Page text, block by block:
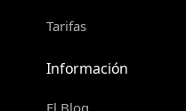
Tarifas
Información